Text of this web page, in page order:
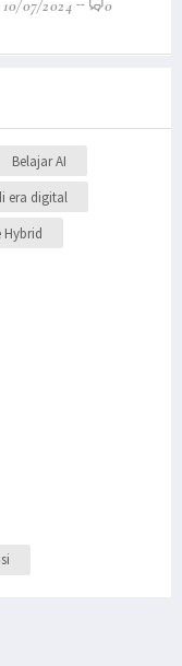
10/07/2024 0
Belajar AI
era digital
Hybrid